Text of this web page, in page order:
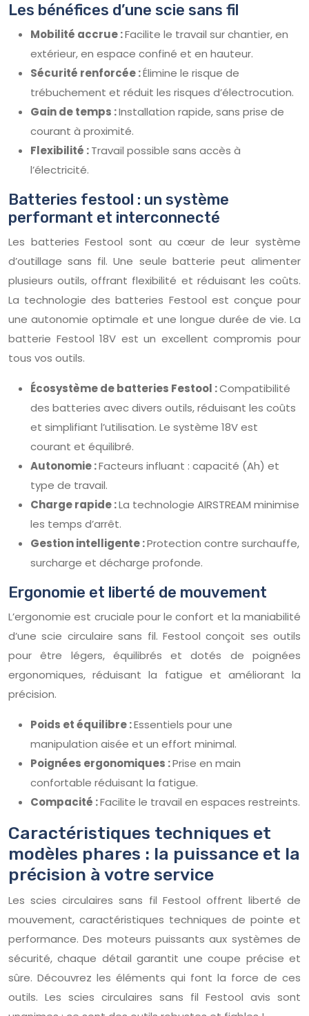
Les bénéfices d’une scie sans fil
Mobilité accrue :Facilite le travail sur chantier, en
extérieur, en espace confiné et en hauteur.
Sécurité renforcée :Élimine le risque de
trébuchement et réduit les risques d’électrocution.
Gain de temps :Installation rapide, sans prise de
courant à proximité.
Flexibilité :Travail possible sans accès à
l’électricité.
Batteries festool : un système
performant et interconnecté
Les batteries Festool sont au cœur de leur système
d’outillage sans fil. Une seule batterie peut alimenter
plusieurs outils, offrant flexibilité et réduisant les coûts.
La technologie des batteries Festool est conçue pour
une autonomie optimale et une longue durée de vie. La
batterie Festool 18V est un excellent compromis pour
tous vos outils.
Écosystème de batteries Festool :Compatibilité
des batteries avec divers outils, réduisant les coûts
et simplifiant l’utilisation. Le système 18V est
courant et équilibré.
Autonomie :Facteurs influant : capacité (Ah) et
type de travail.
Charge rapide :La technologie AIRSTREAM minimise
les temps d’arrêt.
Gestion intelligente :Protection contre surchauffe,
surcharge et décharge profonde.
Ergonomie et liberté de mouvement
L’ergonomie est cruciale pour le confort et la maniabilité
d’une scie circulaire sans fil. Festool conçoit ses outils
pour être légers, équilibrés et dotés de poignées
ergonomiques, réduisant la fatigue et améliorant la
précision.
Poids et équilibre :Essentiels pour une
manipulation aisée et un effort minimal.
Poignées ergonomiques :Prise en main
confortable réduisant la fatigue.
Compacité :Facilite le travail en espaces restreints.
Caractéristiques techniques et
modèles phares : la puissance et la
précision à votre service
Les scies circulaires sans fil Festool offrent liberté de
mouvement, caractéristiques techniques de pointe et
performance. Des moteurs puissants aux systèmes de
sécurité, chaque détail garantit une coupe précise et
sûre. Découvrez les éléments qui font la force de ces
outils. Les scies circulaires sans fil Festool avis sont